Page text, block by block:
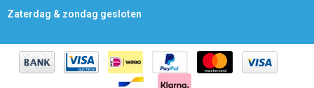
Zaterdag & zondag gesloten